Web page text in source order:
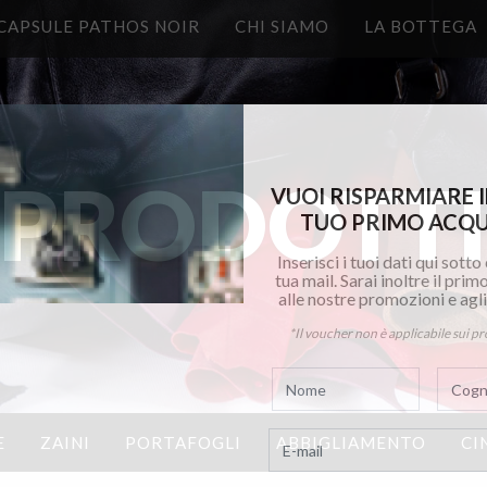
PATHOS NOIR CHI SIAMO LA BOTTEGA
PRODOTTI
ZAINI PORTAFOGLI ABBIGLIAMENTO
VUOI RISPARMIARE
TUO PRIMO
Inserisci i tuoi dati qui sotto
tua mail. Sarai inoltre il
alle nostre promozioni e
*Il voucher non è applicabile sui